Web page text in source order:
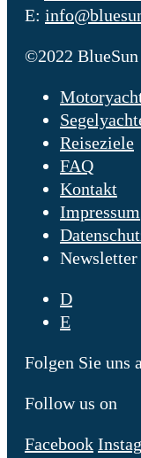
E:
©2022
Reiseziele
FAQ
Kontakt
Impressum
Newsletter
D
E
Folgen Sie uns
Follow us on
Facebook